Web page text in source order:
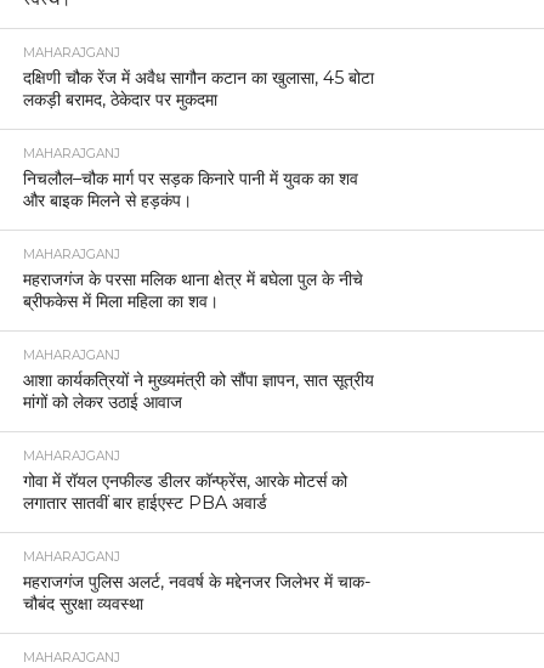
MAHARAJGANJ
दक्षिणी चौक रेंज में अवैध सागौन कटान का खुलासा, 45 बोटा
लकड़ी बरामद, ठेकेदार पर मुकदमा
MAHARAJGANJ
निचलौल–चौक मार्ग पर सड़क किनारे पानी में युवक का शव
और बाइक मिलने से हड़कंप।
MAHARAJGANJ
महराजगंज के परसा मलिक थाना क्षेत्र में बघेला पुल के नीचे
ब्रीफकेस में मिला महिला का शव।
MAHARAJGANJ
आशा कार्यकत्रियों ने मुख्यमंत्री को सौंपा ज्ञापन, सात सूत्रीय
मांगों को लेकर उठाई आवाज
MAHARAJGANJ
गोवा में रॉयल एनफील्ड डीलर कॉन्फ्रेंस, आरके मोटर्स को
लगातार सातवीं बार हाईएस्ट PBA अवार्ड
MAHARAJGANJ
महराजगंज पुलिस अलर्ट, नववर्ष के मद्देनजर जिलेभर में चाक-
चौबंद सुरक्षा व्यवस्था
MAHARAJGANJ